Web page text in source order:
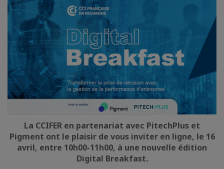
La CCIFER en partenariat avec PitechPlus et
Pigment ont le plaisir de vous inviter en ligne, le 16
avril, entre 10h00-11h00, à une nouvelle édition
Digital Breakfast.